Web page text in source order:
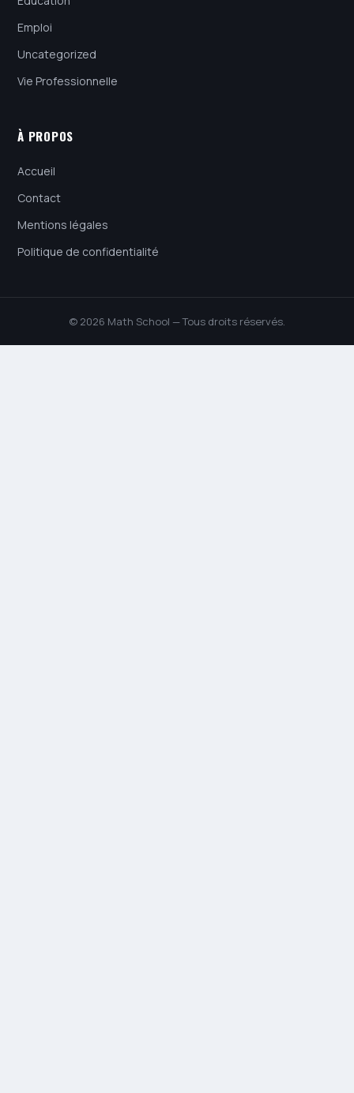
Emploi
Uncategorized
Vie Professionnelle
À PROPOS
Accueil
Contact
Mentions légales
Politique de confidentialité
© 2026 Math School — Tous droits réservés.